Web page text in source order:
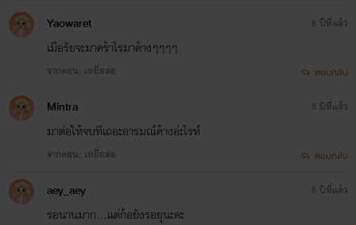
Yaowaret
เมือรัยจะมาคร้าไรมาค้างๆๆๆๆ
จากตอน: เหยื่อล่อ
8 ปีที่แล้ว
ตอบกลับ
Mintra
มาต่อให้จบทีเถอะอารมณ์ค้างอ่ะไรท์
จากตอน: เหยื่อล่อ
8 ปีที่แล้ว
ตอบกลับ
aey_aey
รอนานมาก...แต่ก้อยังรอยุนะคะ
8 ปีที่แล้ว